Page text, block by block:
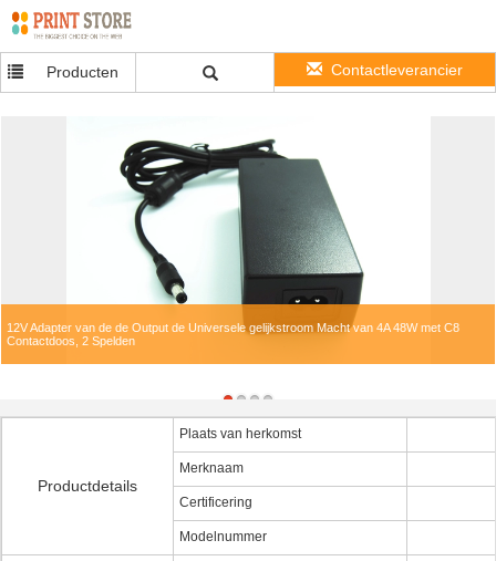
Producten Contactleverancier
12V Adapter van de de Output de Universele gelijkstroom Macht van 4A 48W met C8
Contactdoos, 2 Spelden
Productdetails
Plaats van herkomst
Merknaam
Certificering
Modelnummer